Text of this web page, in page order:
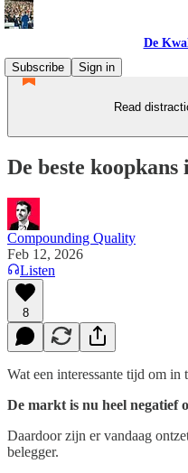
De
Subscribe
Sign in
Read
De beste
Compounding Quality
Feb 12, 2026
Listen
8
Wat een interessante tijd om in
De markt is nu heel negatief
Daardoor zijn er vandaag
belegger.